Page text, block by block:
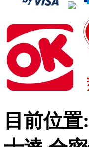
目前位置: